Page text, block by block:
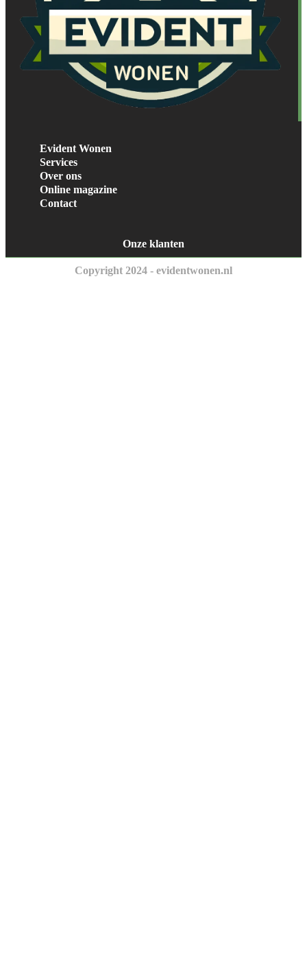
Evident Wonen
Services
Over ons
Online magazine
Contact
Onze klanten
Copyright 2024 - evidentwonen.nl